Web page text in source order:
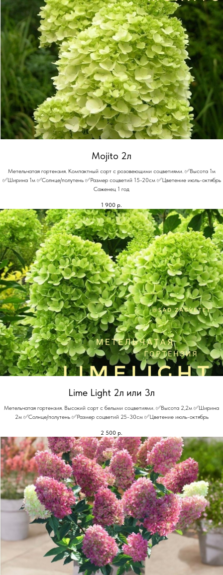
Mojito 2л
Метельчатая гортензия. Компактный сорт с розовеющими соцветиями. ✅Высота 1м
✅Ширина 1м ✅Солнце/полутень ✅Размер соцветий 15-20см ✅Цветение июль-октябрь
Саженец 1 год
1 900 р.
Lime Light 2л или 3л
Метельчатая гортензия. Высокий сорт с белыми соцветиями. ✅Высота 2,2м ✅Ширина
2м ✅Солнце/полутень ✅Размер соцветий 25-30см ✅Цветение июль-октябрь
2 500 р.